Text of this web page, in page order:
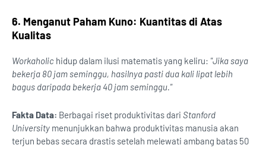
6. Menganut Paham Kuno: Kuantitas di Atas
Kualitas
Workaholic hidup dalam ilusi matematis yang keliru: "Jika saya
bekerja 80 jam seminggu, hasilnya pasti dua kali lipat lebih
bagus daripada bekerja 40 jam seminggu."
Fakta Data: Berbagai riset produktivitas dari Stanford
University menunjukkan bahwa produktivitas manusia akan
terjun bebas secara drastis setelah melewati ambang batas 50